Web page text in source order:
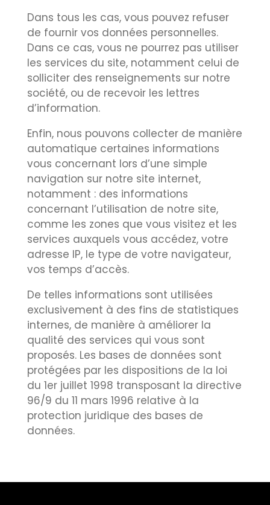
Dans tous les cas, vous pouvez refuser
de fournir vos données personnelles.
Dans ce cas, vous ne pourrez pas utiliser
les services du site, notamment celui de
solliciter des renseignements sur notre
société, ou de recevoir les lettres
d’information.
Enfin, nous pouvons collecter de manière
automatique certaines informations
vous concernant lors d’une simple
navigation sur notre site internet,
notamment : des informations
concernant l’utilisation de notre site,
comme les zones que vous visitez et les
services auxquels vous accédez, votre
adresse IP, le type de votre navigateur,
vos temps d’accès.
De telles informations sont utilisées
exclusivement à des fins de statistiques
internes, de manière à améliorer la
qualité des services qui vous sont
proposés. Les bases de données sont
protégées par les dispositions de la loi
du 1er juillet 1998 transposant la directive
96/9 du 11 mars 1996 relative à la
protection juridique des bases de
données.